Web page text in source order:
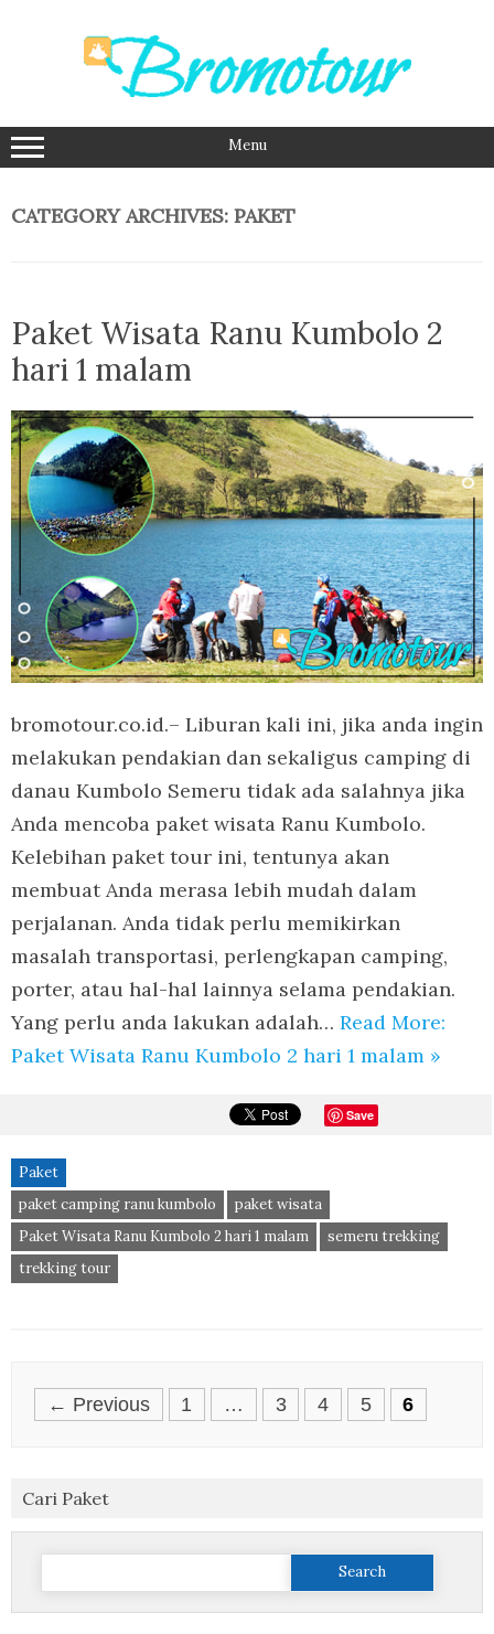
Menu
CATEGORY ARCHIVES: PAKET
Paket Wisata Ranu Kumbolo 2
hari 1 malam
bromotour.co.id.– Liburan kali ini, jika anda ingin
melakukan pendakian dan sekaligus camping di
danau Kumbolo Semeru tidak ada salahnya jika
Anda mencoba paket wisata Ranu Kumbolo.
Kelebihan paket tour ini, tentunya akan
membuat Anda merasa lebih mudah dalam
perjalanan. Anda tidak perlu memikirkan
masalah transportasi, perlengkapan camping,
porter, atau hal-hal lainnya selama pendakian.
Yang perlu anda lakukan adalah… Read More:
Paket Wisata Ranu Kumbolo 2 hari 1 malam »
Save
Paket
paket camping ranu kumbolo
paket wisata
Paket Wisata Ranu Kumbolo 2 hari 1 malam
semeru trekking
trekking tour
Posts
← Previous 1 … 3 4 5 6
Cari Paket
Search